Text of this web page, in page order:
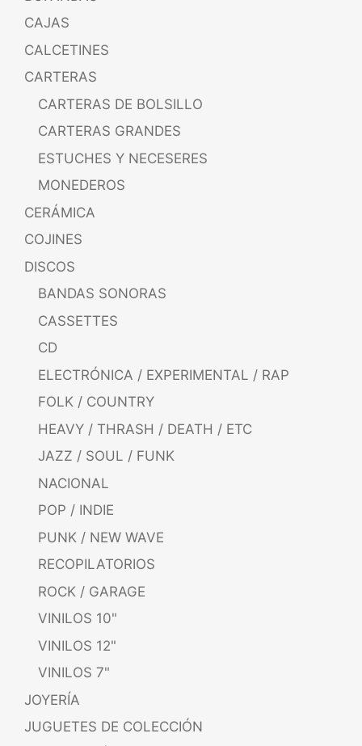
CAJAS
CALCETINES
CARTERAS
CARTERAS DE BOLSILLO
CARTERAS GRANDES
ESTUCHES Y NECESERES
MONEDEROS
CERÁMICA
COJINES
DISCOS
BANDAS SONORAS
CASSETTES
CD
ELECTRÓNICA / EXPERIMENTAL / RAP
FOLK / COUNTRY
HEAVY / THRASH / DEATH / ETC
JAZZ / SOUL / FUNK
NACIONAL
POP / INDIE
PUNK / NEW WAVE
RECOPILATORIOS
ROCK / GARAGE
VINILOS 10"
VINILOS 12"
VINILOS 7"
JOYERÍA
JUGUETES DE COLECCIÓN